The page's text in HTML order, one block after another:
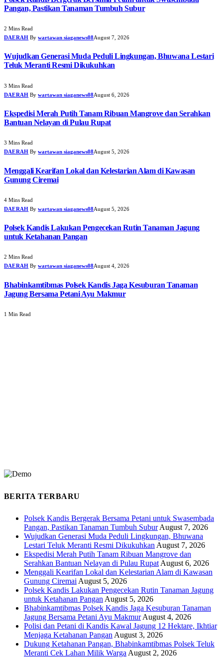
Pangan, Pastikan Tanaman Tumbuh Subur
2 Mins Read
DAERAH By wartawan siaganews08August 7, 2026
Wujudkan Generasi Muda Peduli Lingkungan, Bhuwana Lestari
Teluk Meranti Resmi Dikukuhkan
3 Mins Read
DAERAH By wartawan siaganews08August 6, 2026
Ekspedisi Merah Putih Tanam Ribuan Mangrove dan Serahkan
Bantuan Nelayan di Pulau Rupat
3 Mins Read
DAERAH By wartawan siaganews08August 5, 2026
Menggali Kearifan Lokal dan Kelestarian Alam di Kawasan
Gunung Ciremai
4 Mins Read
DAERAH By wartawan siaganews08August 5, 2026
Polsek Kandis Lakukan Pengecekan Rutin Tanaman Jagung
untuk Ketahanan Pangan
2 Mins Read
DAERAH By wartawan siaganews08August 4, 2026
Bhabinkamtibmas Polsek Kandis Jaga Kesuburan Tanaman
Jagung Bersama Petani Ayu Makmur
1 Min Read
BERITA TERBARU
Polsek Kandis Bergerak Bersama Petani untuk Swasembada
Pangan, Pastikan Tanaman Tumbuh Subur August 7, 2026
Wujudkan Generasi Muda Peduli Lingkungan, Bhuwana
Lestari Teluk Meranti Resmi Dikukuhkan August 7, 2026
Ekspedisi Merah Putih Tanam Ribuan Mangrove dan
Serahkan Bantuan Nelayan di Pulau Rupat August 6, 2026
Menggali Kearifan Lokal dan Kelestarian Alam di Kawasan
Gunung Ciremai August 5, 2026
Polsek Kandis Lakukan Pengecekan Rutin Tanaman Jagung
untuk Ketahanan Pangan August 5, 2026
Bhabinkamtibmas Polsek Kandis Jaga Kesuburan Tanaman
Jagung Bersama Petani Ayu Makmur August 4, 2026
Polisi dan Petani di Kandis Kawal Jagung 12 Hektare, Ikhtiar
Menjaga Ketahanan Pangan August 3, 2026
Dukung Ketahanan Pangan, Bhabinkamtibmas Polsek Teluk
Meranti Cek Lahan Milik Warga August 2, 2026